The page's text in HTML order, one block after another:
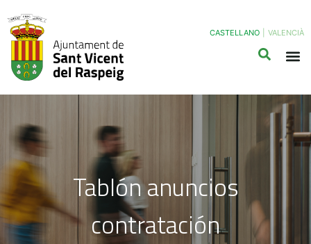
CASTELLANO VALENCIÀ
Tablón anuncios
contratación